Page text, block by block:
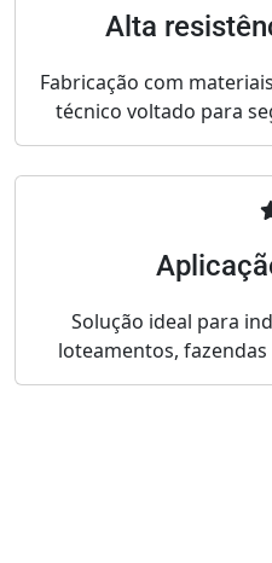
Alta
Fabricação com
técnico voltado para
Solução ideal para
loteamentos,